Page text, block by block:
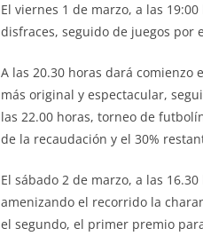
El viernes 1 de marzo, a las
disfraces, seguido de juegos por
A las 20.30 horas dará
más original y espectacular,
las 22.00 horas, torneo de
de la recaudación y el 30%
El sábado 2 de marzo, a las
amenizando el recorrido la
el segundo, el primer premio